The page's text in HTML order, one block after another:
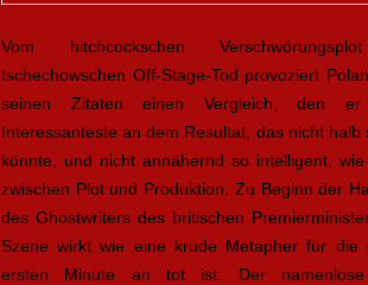
Vom hitchcockschen
tschechowschen Off-Stage-Tod provoziert
seinen Zitaten einen Vergleich, den
Interessanteste an dem Resultat, das nicht
könnte, und nicht annähernd so intelligent,
zwischen Plot und Produktion. Zu Beginn der
des Ghostwriters des britischen
Szene wirkt wie eine krude Metapher für die
ersten Minute an tot ist. Der namenlose